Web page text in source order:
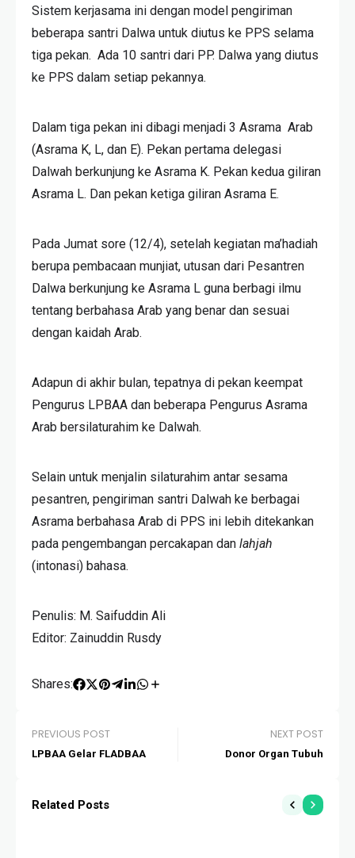
Sistem kerjasama ini dengan model pengiriman
beberapa santri Dalwa untuk diutus ke PPS selama
tiga pekan. Ada 10 santri dari PP. Dalwa yang diutus
ke PPS dalam setiap pekannya.
Dalam tiga pekan ini dibagi menjadi 3 Asrama Arab
(Asrama K, L, dan E). Pekan pertama delegasi
Dalwah berkunjung ke Asrama K. Pekan kedua giliran
Asrama L. Dan pekan ketiga giliran Asrama E.
Pada Jumat sore (12/4), setelah kegiatan ma’hadiah
berupa pembacaan munjiat, utusan dari Pesantren
Dalwa berkunjung ke Asrama L guna berbagi ilmu
tentang berbahasa Arab yang benar dan sesuai
dengan kaidah Arab.
Adapun di akhir bulan, tepatnya di pekan keempat
Pengurus LPBAA dan beberapa Pengurus Asrama
Arab bersilaturahim ke Dalwah.
Selain untuk menjalin silaturahim antar sesama
pesantren, pengiriman santri Dalwah ke berbagai
Asrama berbahasa Arab di PPS ini lebih ditekankan
pada pengembangan percakapan dan lahjah
(intonasi) bahasa.
Penulis: M. Saifuddin Ali
Editor: Zainuddin Rusdy
Shares:
PREVIOUS POST
LPBAA Gelar FLADBAA
NEXT POST
Donor Organ Tubuh
Related Posts